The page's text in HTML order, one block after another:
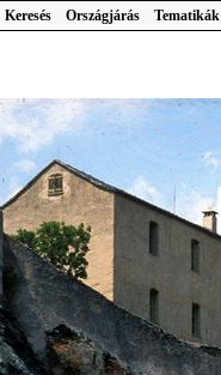
Keresés Országjárás Tematikák